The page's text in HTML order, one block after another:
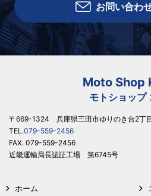
お問い合わ
Moto Shop
モトショップ
〒669-1324 兵庫県三田市ゆりのき台2丁
TEL.079-559-2456
FAX. 079-559-2456
近畿運輸局長認証工場 第6745号
ホーム